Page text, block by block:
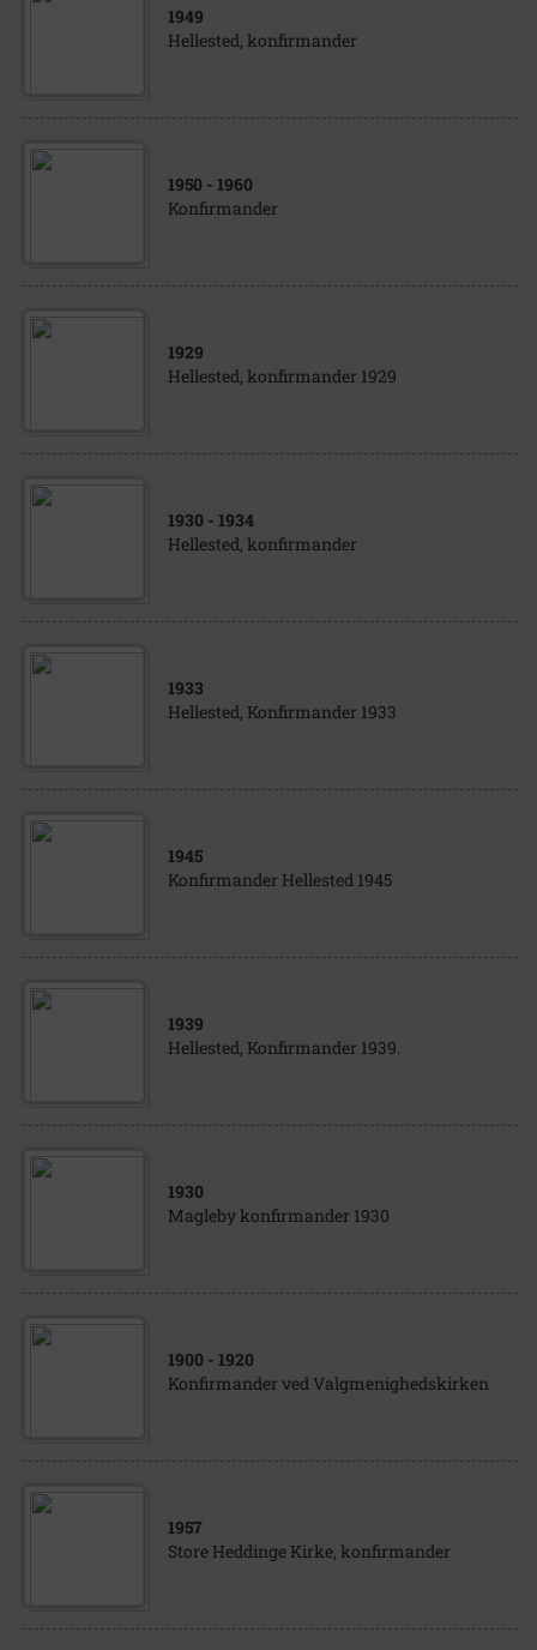
1949
Hellested, konfirmander
1950 - 1960
Konfirmander
1929
Hellested, konfirmander 1929
1930 - 1934
Hellested, konfirmander
1933
Hellested, Konfirmander 1933
1945
Konfirmander Hellested 1945
1939
Hellested, Konfirmander 1939.
1930
Magleby konfirmander 1930
1900 - 1920
Konfirmander ved Valgmenighedskirken
1957
Store Heddinge Kirke, konfirmander